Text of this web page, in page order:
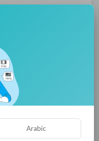
вызванные
качестве
СКА,
и
Arabic